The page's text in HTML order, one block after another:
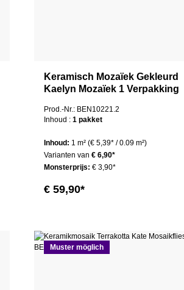
Keramisch Mozaïek Gekleurd
Kaelyn Mozaïek 1 Verpakking
Prod.-Nr.: BEN10221.2
Inhoud : 1 pakket
Inhoud: 1 m² (€ 5,39* / 0.09 m²)
Varianten van € 6,90*
Monsterprijs: € 3,90*
€ 59,90*
Muster möglich